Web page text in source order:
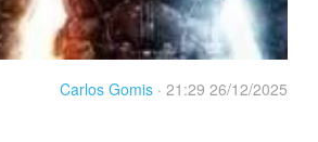
Carlos Gomis · 21:29 26/12/2025